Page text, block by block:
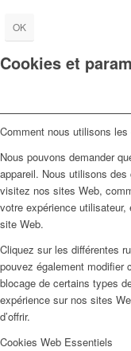
OK
Cookies et
Comment nous utilisons les
Nous pouvons demander
appareil. Nous utilisons
visitez nos sites Web,
votre expérience
site Web.
Cliquez sur les différentes
pouvez également modifier
blocage de certains types
expérience sur nos sites
d’offrir.
Cookies Web Essentiels